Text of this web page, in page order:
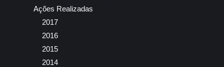
Ações Realizadas
2017
2016
2015
2014